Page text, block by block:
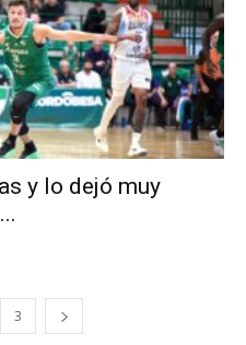
y lo dejó muy
3